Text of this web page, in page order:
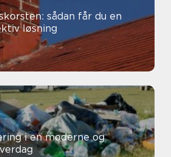
sådan får du en
løsning
i en moderne og